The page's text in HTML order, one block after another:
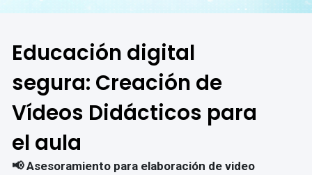
Educación digital
segura: Creación de
Vídeos Didácticos para
el aula
📢 Asesoramiento para elaboración de video